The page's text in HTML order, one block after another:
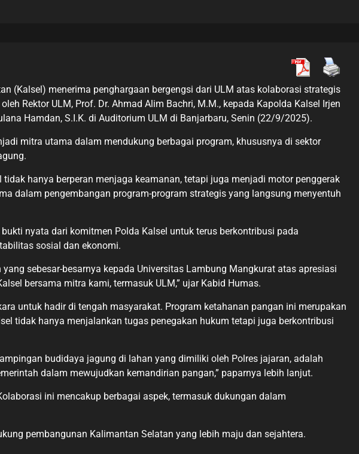
(Kalsel) menerima penghargaan bergengsi dari ULM atas kolaborasi strategis
Rektor ULM, Prof. Dr. Ahmad Alim Bachri, M.M., kepada Kapolda Kalsel Irjen
Hamdan, S.I.K. di Auditorium ULM di Banjarbaru, Senin (22/9/2025).
mitra utama dalam mendukung berbagai program, khususnya di sektor
hanya berperan menjaga keamanan, tetapi juga menjadi motor penggerak
dalam pengembangan program-program strategis yang langsung menyentuh
nyata dari komitmen Polda Kalsel untuk terus berkontribusi pada
sosial dan ekonomi.
sebesar-besarnya kepada Universitas Lambung Mangkurat atas apresiasi
bersama mitra kami, termasuk ULM,” ujar Kabid Humas.
untuk hadir di tengah masyarakat. Program ketahanan pangan ini merupakan
tidak hanya menjalankan tugas penegakan hukum tetapi juga berkontribusi
budidaya jagung di lahan yang dimiliki oleh Polres jajaran, adalah
dalam mewujudkan kemandirian pangan,” paparnya lebih lanjut.
ini mencakup berbagai aspek, termasuk dukungan dalam
pembangunan Kalimantan Selatan yang lebih maju dan sejahtera.